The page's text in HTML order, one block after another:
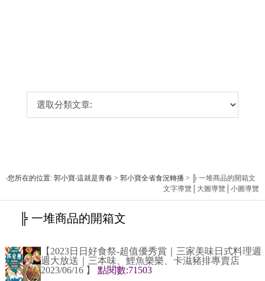
‧您所在的位置: 郭小寶‧這就是青春 > 郭小寶全省食況轉播 >
╠ 一堆商品的開箱文
文字導覽
大圖導覽 小圖導覽
╠ 一堆商品的開箱文
【2023日日好食祭-超值優秀賞｜三家美味日式料理週
週大放送｜三本味、鯉魚樂樂、卡滋豬排專賣店
2023/06/16 】
點閱數:71503